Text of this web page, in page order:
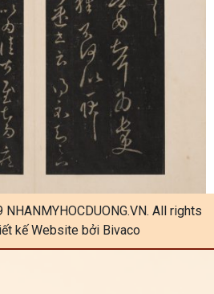
简墓志
Càn Long Nhâm Tuất 乾隆戊戌新
诗卷（寒食帖）
All rights
kế Website bởi Bivaco